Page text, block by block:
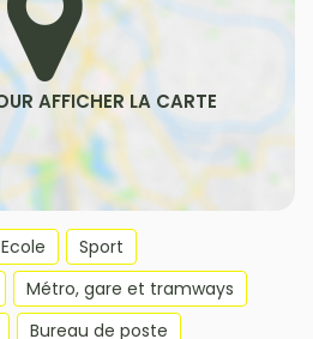
Ecole
Sport
Métro, gare et tramways
Bureau de poste